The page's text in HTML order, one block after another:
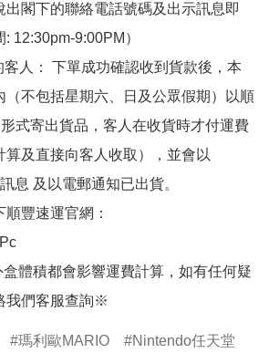
出閣下的聯絡電話號碼及出示訊息即
12:30pm-9:00PM）
人： 下單成功確認收到貨款後，本
（不包括星期六、日及公眾假期）以順
式寄出貨品，客人在收貨時才付運費
算及直接向客人收取），並會以
息 及以電郵通知已出貨。
豐速運官網：
體積都會影響運費計算，如有任何疑
我們客服查詢※
瑪利歐MARIO Nintendo任天堂